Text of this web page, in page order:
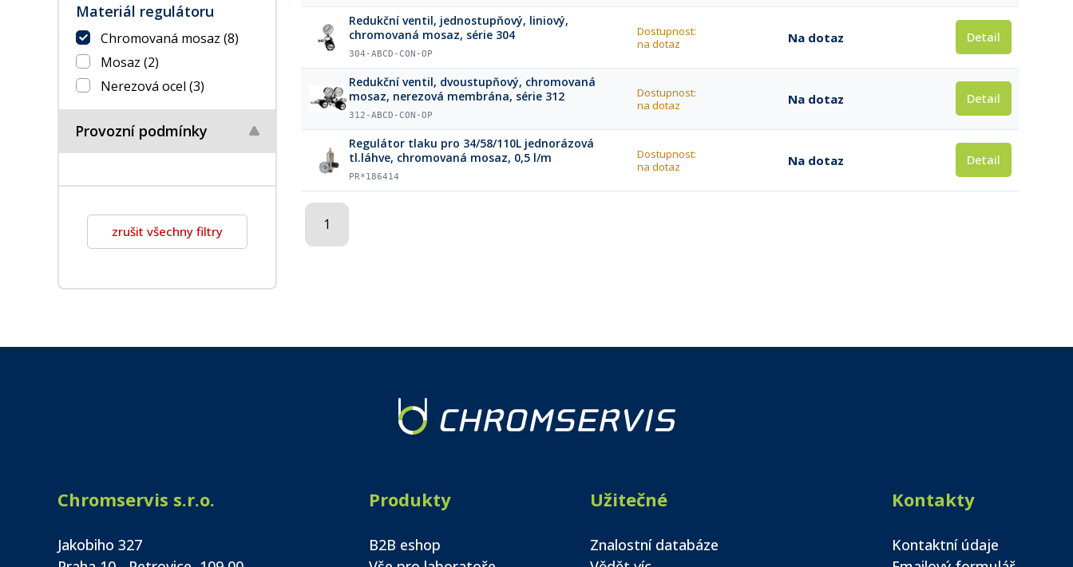
Materiál regulátoru
Chromovaná mosaz (8)
Mosaz (2)
Nerezová ocel (3)
Provozní podmínky
zrušit všechny filtry
Redukční ventil, jednostupňový, liniový,
chromovaná mosaz, série 304
304-ABCD-CON-OP
Dostupnost:
na dotaz
Na dotaz Detail
Redukční ventil, dvoustupňový, chromovaná
mosaz, nerezová membrána, série 312
312-ABCD-CON-OP
Dostupnost:
na dotaz
Na dotaz Detail
Regulátor tlaku pro 34/58/110L jednorázová
tl.láhve, chromovaná mosaz, 0,5 l/m
PR*186414
Dostupnost:
na dotaz
Na dotaz Detail
1
Chromservis s.r.o.
Jakobiho 327
Produkty
B2B eshop
Užitečné
Znalostní databáze
Kontakty
Kontaktní údaje